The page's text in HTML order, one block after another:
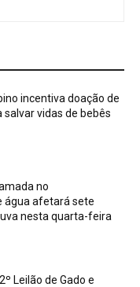
incentiva doação de
salvar vidas de bebês
no
água afetará sete
nesta quarta-feira
Leilão de Gado e